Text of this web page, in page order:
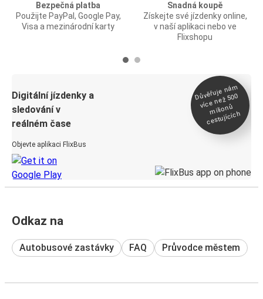
Bezpečná platba
Použijte PayPal, Google Pay,
Visa a mezinárodní karty
Snadná koupě
Získejte své jízdenky online,
v naší aplikaci nebo ve
Flixshopu
Digitální jízdenky a
sledování v
reálném čase
Objevte aplikaci FlixBus
Důvěřuje ná
m
více než 500
milionů
cestujících
Odkaz na
Autobusové zastávky FAQ Průvodce městem